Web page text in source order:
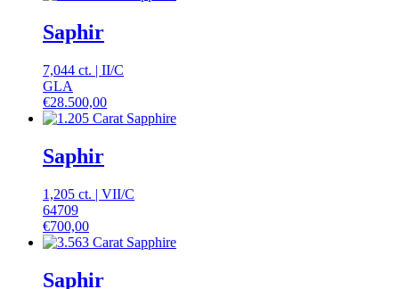
Saphir
7,044 ct. | II/C
GLA
€28.500,00
Saphir
1,205 ct. | VII/C
64709
€700,00
Saphir